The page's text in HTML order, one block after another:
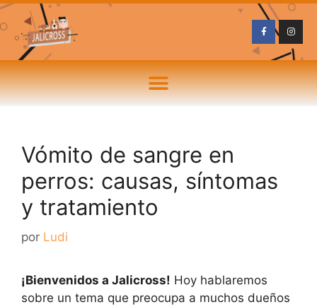
Vómito de sangre en
perros: causas, síntomas
y tratamiento
por Ludi
¡Bienvenidos a Jalicross! Hoy hablaremos
sobre un tema que preocupa a muchos dueños